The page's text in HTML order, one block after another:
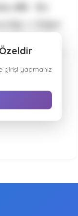
#8 · Ev
+ Diğer
İşveren Genelgesi
+ Diğer
girişi yapmanız